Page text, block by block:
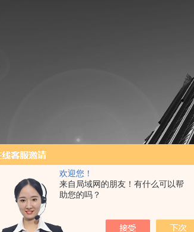
欢迎您！
来自局域网的朋友！有什么可以帮
助您的吗？